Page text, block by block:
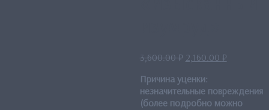
3,600.00₽ Первоначальная
составляла
3,600.00 ₽.
2,160.00 ₽Текущая
Причина уценки:
незначительные повреждения
(более подробно можно